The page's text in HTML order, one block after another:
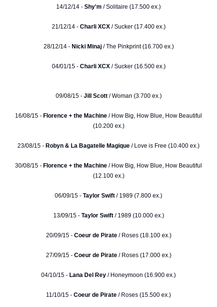
14/12/14 - Shy'm / Solitaire (17.500 ex.)
21/12/14 - Charli XCX/ Sucker (17.400 ex.)
28/12/14 -Nicki Minaj/ The Pinkprint (16.700 ex.)
04/01/15 - Charli XCX/ Sucker (16.500 ex.)
09/08/15 - Jill Scott / Woman (3.700 ex.)
16/08/15 - Florence + the Machine / How Big, How Blue, How Beautiful
(10.200 ex.)
23/08/15 - Robyn & La Bagatelle Magique / Love is Free (10.400 ex.)
30/08/15 - Florence + the Machine / How Big, How Blue, How Beautiful
(12.100 ex.)
06/09/15 - Taylor Swift / 1989 (7.800 ex.)
13/09/15 - Taylor Swift / 1989 (10.000 ex.)
20/09/15 - Coeur de Pirate/ Roses (18.100 ex.)
27/09/15 - Coeur de Pirate/ Roses (17.000 ex.)
04/10/15 - Lana Del Rey / Honeymoon (16.900 ex.)
11/10/15 - Coeur de Pirate / Roses (15.500 ex.)